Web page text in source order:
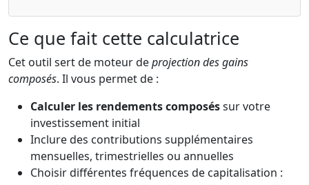
Ce que fait cette calculatrice
Cet outil sert de moteur deprojection des gains
composés. Il vous permet de :
Calculer les rendements composéssur votre
investissement initial
Inclure des contributions supplémentaires
mensuelles, trimestrielles ou annuelles
Choisir différentes fréquences de capitalisation :